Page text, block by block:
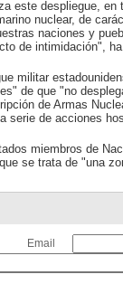
este despliegue,
nuclear, de
naciones y
de intimidación",
militar
de que "no
de Armas
serie de acciones
miembros de
se trata de "una
Email